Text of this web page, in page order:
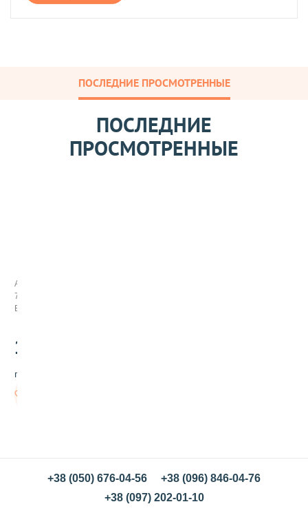
ПОСЛЕДНИЕ ПРОСМОТРЕННЫЕ
ПОСЛЕДНИЕ
ПРОСМОТРЕННЫЕ
м
з
а
р
н
й
1
Арт:
794026
В наличии
1400
грн/шт
+38 (050) 676-04-56
+38 (096) 846-04-76
+38 (097) 202-01-10